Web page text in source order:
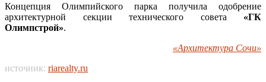
Концепция Олимпийского парка получила одобрение
архитектурной секции технического совета «ГК
Олимпстрой».
«Архитектура Сочи»
источник: riarealty.ru